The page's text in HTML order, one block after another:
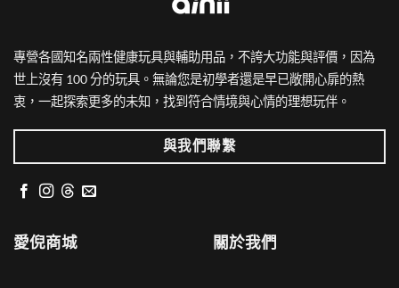
專營各國知名兩性健康玩具與輔助用品，不誇大功能與評價，因為
世上沒有 100 分的玩具。無論您是初學者還是早已敞開心扉的熱
衷，一起探索更多的未知，找到符合情境與心情的理想玩伴。
與我們聯繫
愛倪商城 關於我們